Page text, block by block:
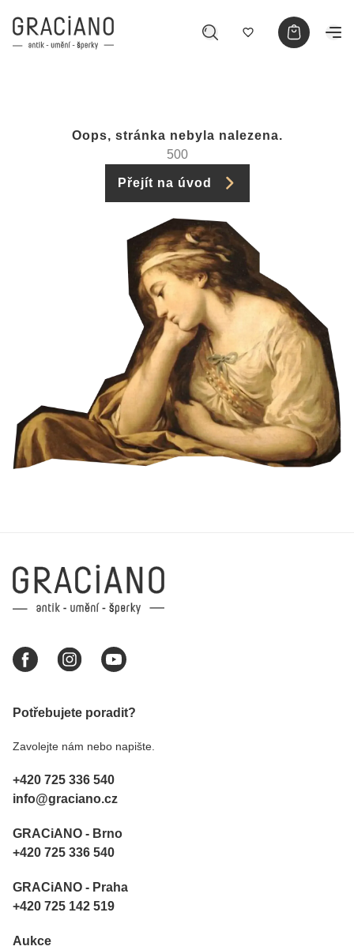
Oops, stránka nebyla nalezena.
500
Přejít na úvod
Potřebujete poradit?
Zavolejte nám nebo napište.
+420 725 336 540
info@graciano.cz
GRACiANO - Brno
+420 725 336 540
GRACiANO - Praha
+420 725 142 519
Aukce